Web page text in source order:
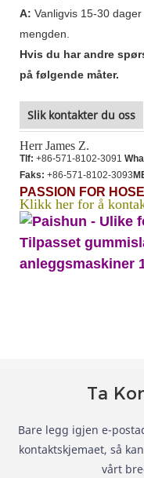
A: Vanligvis 15-30
mengden.
Hvis du har andre
på følgende måter.
Slik kontakter du oss
Herr James Z.
Tlf: +86-571-8102-3091
Faks: +86-571-8102-3093
PASSION FOR
Klikk her for å
Ta
Bare legg igjen e-
kontaktskjemaet, så
vårt